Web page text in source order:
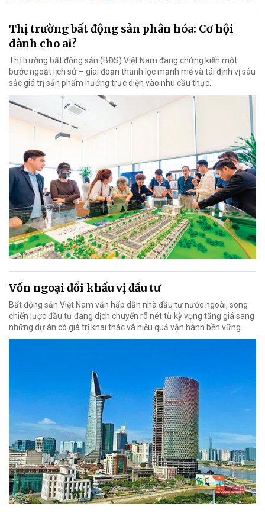
Thị trường bất động sản phân hóa: Cơ hội
dành cho ai?
Thị trường bất động sản (BĐS) Việt Nam đang chứng kiến một
bước ngoặt lịch sử – giai đoạn thanh lọc mạnh mẽ và tái định vị sâu
sắc giá trị sản phẩm hướng trực diện vào nhu cầu thực.
Vốn ngoại đổi khẩu vị đầu tư
Bất động sản Việt Nam vẫn hấp dẫn nhà đầu tư nước ngoài, song
chiến lược đầu tư đang dịch chuyển rõ nét từ kỳ vọng tăng giá sang
những dự án có giá trị khai thác và hiệu quả vận hành bền vững.